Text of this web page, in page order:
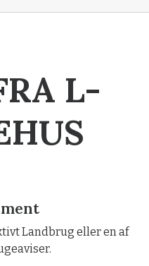
L-
Landbrug eller en af